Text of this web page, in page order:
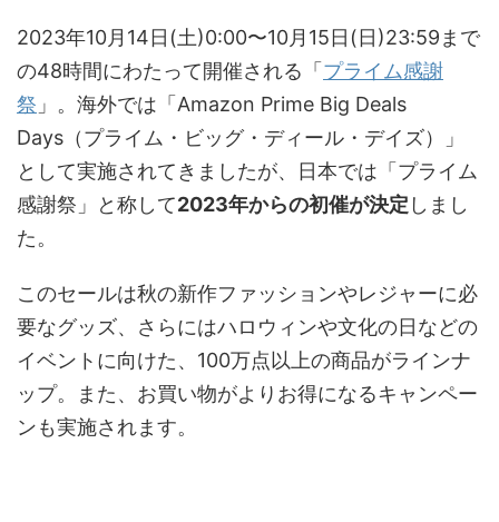
2023年10月 14日(土)0:00〜10月 15日(日)23:59まで
の48時間にわたって開催される「 プライム感謝
祭 」。海外では「Amazon Prime Big Deals
Days（プライム・ビッグ・ディール・デイズ）」
として実施されてきましたが、日本では「プライム
感謝祭」と称して2023年からの初催が決定 しまし
た。
このセールは秋の新作ファッションやレジャーに必
要なグッズ、さらにはハロウィンや文化の日などの
イベントに向けた、 100万点以上の商品がラインナ
ップ。また、お買い物がよりお得になるキャンペー
ンも実施されます。